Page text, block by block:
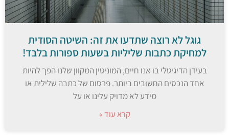
גוגל לא רוצה שתדעו את זה: השיטה הסודית
למחיקת כתבות שליליות בשעות ספורות בלבד!
בעידן הדיגיטלי בו אנו חיים, המוניטין המקוון שלנו הפך להיות
אחד הנכסים החשובים ביותר. פרסום של כתבה שלילית או
מידע לא מדויק עלינו או על
קרא עוד »